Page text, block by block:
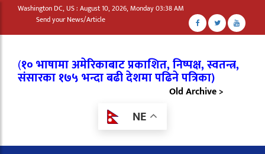
Washington DC, US : August 10, 2026, Monday 03:38 AM
Send your News/Article
(१० भाषामा अमेरिकाबाट प्रकाशित, निष्पक्ष, स्वतन्त्र,
संसारका १७५ भन्दा बढी देशमा पढिने पत्रिका)
Old Archive >
NE